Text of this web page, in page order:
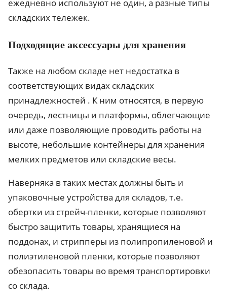
ежедневно используют не один, а разные типы
складских тележек.
Подходящие аксессуары для хранения
Также на любом складе нет недостатка в
соответствующих видах складских
принадлежностей . К ним относятся, в первую
очередь, лестницы и платформы, облегчающие
или даже позволяющие проводить работы на
высоте, небольшие контейнеры для хранения
мелких предметов или складские весы.
Наверняка в таких местах должны быть и
упаковочные устройства для складов, т.е.
обертки из стрейч-пленки, которые позволяют
быстро защитить товары, хранящиеся на
поддонах, и стрипперы из полипропиленовой и
полиэтиленовой пленки, которые позволяют
обезопасить товары во время транспортировки
со склада.